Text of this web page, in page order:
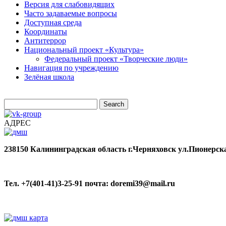
Версия для слабовидящих
Часто задаваемые вопросы
Доступная среда
Координаты
Антитеррор
Национальный проект «Культура»
Федеральный проект «Творческие люди»
Навигация по учреждению
Зелёная школа
АДРЕС
238150 Калининградская область г.Черняховск
Тел. +7(401-41)3-25-91 почта: doremi39@mail.ru